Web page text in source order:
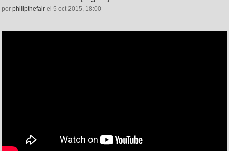
por philipthefair el 5 oct 2015, 18:00